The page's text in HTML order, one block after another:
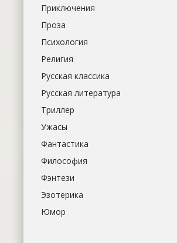
Приключения
Проза
Психология
Религия
Русская классика
Русская литература
Триллер
Ужасы
Фантастика
Философия
Фэнтези
Эзотерика
Юмор